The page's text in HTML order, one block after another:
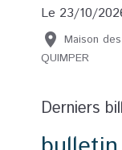
Le 23/10/
Maison
QUIMPER
Derniers